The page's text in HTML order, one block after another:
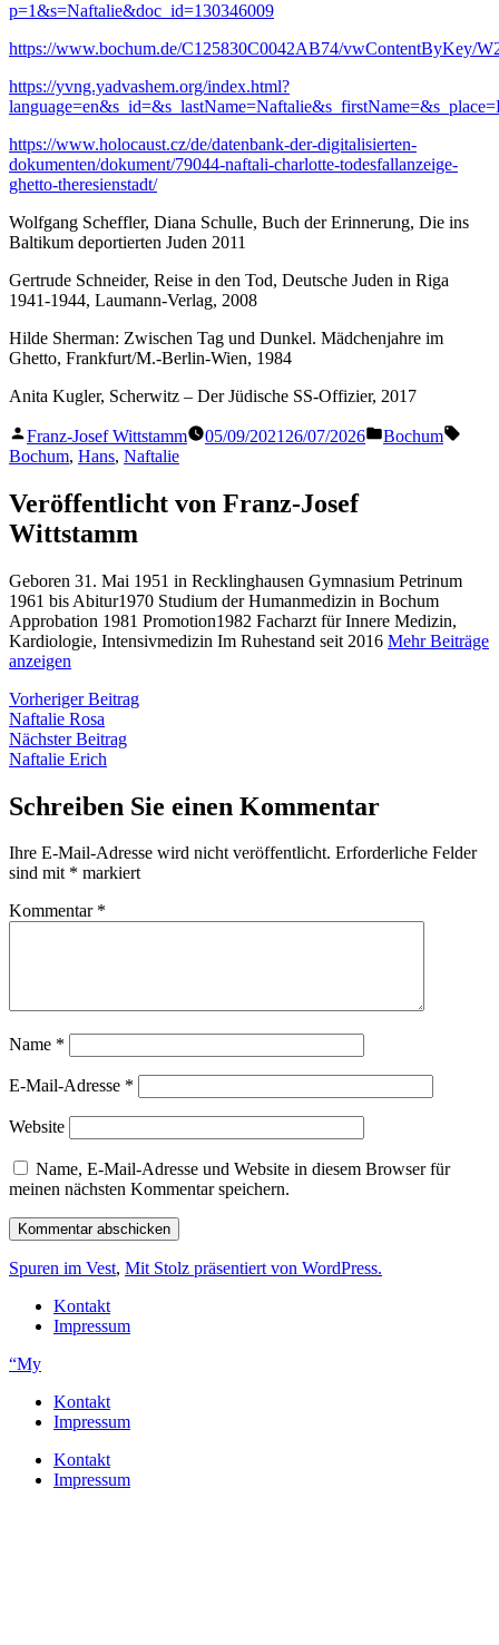
p=1&s=Naftalie&doc_id=130346009
https://www.bochum.de/C125830C0042AB74/vwContentByKey/
https://yvng.yadvashem.org/index.html?
https://www.holocaust.cz/de/datenbank-der-digitalisierten-
dokumenten/dokument/79044-naftali-charlotte-todesfallanzeige-
ghetto-theresienstadt/
Wolfgang Scheffler, Diana Schulle, Buch der Erinnerung, Die ins
Baltikum deportierten Juden 2011
Gertrude Schneider, Reise in den Tod, Deutsche Juden in Riga
1941-1944, Laumann-Verlag, 2008
Hilde Sherman: Zwischen Tag und Dunkel. Mädchenjahre im
Ghetto, Frankfurt/M.-Berlin-Wien, 1984
Anita Kugler, Scherwitz – Der Jüdische SS-Offizier, 2017
Veröffentlicht
von
Franz-Josef Wittstamm 05/09/2021 26/07/2026
Veröffentlicht
Bochum
Bochum, Hans, Naftalie
Veröffentlicht von Franz-Josef
Wittstamm
Geboren 31. Mai 1951 in Recklinghausen Gymnasium Petrinum
1961 bis Abitur1970 Studium der Humanmedizin in Bochum
Approbation 1981 Promotion1982 Facharzt für Innere Medizin,
Kardiologie, Intensivmedizin Im Ruhestand seit 2016 Mehr Beiträge
anzeigen
Beitragsnavigation
Vorheriger BeitragVorheriger
Naftalie Rosa
Nächster BeitragNächster
Naftalie Erich
Schreiben Sie einen Kommentar
Ihre E-Mail-Adresse wird nicht veröffentlicht. Erforderliche Felder
sind mit * markiert
Kommentar *
Name *
E-Mail-Adresse *
Website
Name, E-Mail-Adresse und Website in diesem Browser für
meinen nächsten Kommentar speichern.
Spuren im Vest, Mit Stolz präsentiert von WordPress.
Kontakt
Impressum
“My
Kontakt
Impressum
Kontakt
Impressum